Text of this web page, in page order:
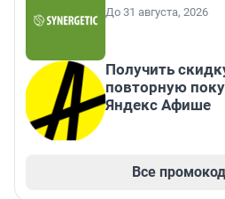
До 31 августа, 2026
Получить
повторную
Яндекс Афише
Все